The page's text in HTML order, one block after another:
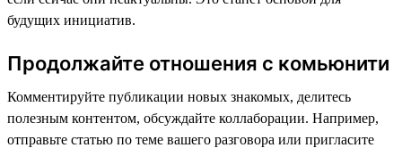
будущих инициатив.
Продолжайте отношения с комьюнити
Комментируйте публикации новых знакомых, делитесь
полезным контентом, обсуждайте коллаборации. Например,
отправьте статью по теме вашего разговора или пригласите